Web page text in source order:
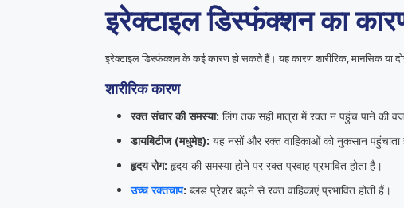
इरेक्टाइल डिस्फंक्शन का
इरेक्टाइल डिस्फंक्शन के कई कारण हो सकते हैं। यह कारण शारीरिक, मानसिक या
शारीरिक कारण
रक्त संचार की समस्या: लिंग तक सही मात्रा में रक्त न पहुंच पाने की
डायबिटीज (मधुमेह): यह नसों और रक्त वाहिकाओं को नुकसान
हृदय रोग: हृदय की समस्या होने पर रक्त प्रवाह प्रभावित होता है।
उच्च रक्तचाप: ब्लड प्रेशर बढ़ने से रक्त वाहिकाएं प्रभावित होती हैं।